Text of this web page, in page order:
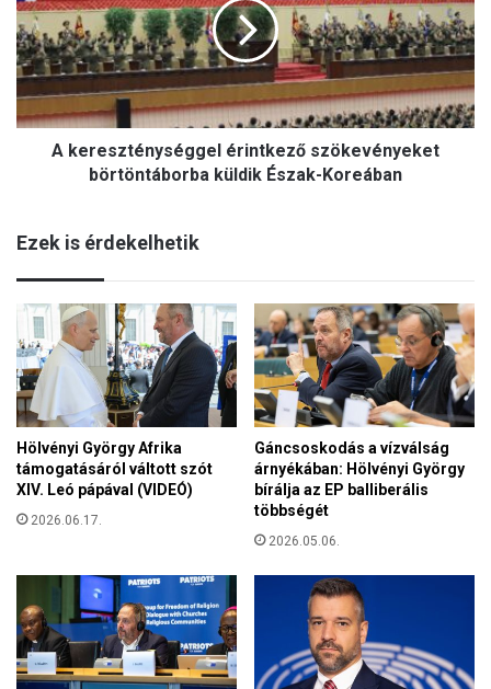
szökevényeket
börtöntáborba
küldik
Észak-
Koreában
A kereszténységgel érintkező szökevényeket
börtöntáborba küldik Észak-Koreában
Ezek is érdekelhetik
Hölvényi György Afrika
támogatásáról váltott szót
XIV. Leó pápával (VIDEÓ)
2026.06.17.
Gáncsoskodás a vízválság
árnyékában: Hölvényi György
bírálja az EP balliberális
többségét
2026.05.06.